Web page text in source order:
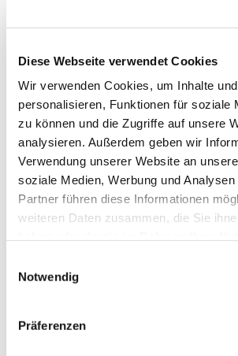
Diese Webseite verwendet Cookies
Wir verwenden Cookies, um Inhalte
personalisieren, Funktionen für soziale
zu können und die Zugriffe auf unsere
analysieren. Außerdem geben wir
Verwendung unserer Website an
soziale Medien, Werbung und
Partner führen diese Informationen
weiteren Daten zusammen, die Sie
Notwendig
Präferenzen
Evangelische Kirche in Bochum
Schwerpunkt in unserer Arbeit auf
Gemeinden ebenso wie in den
Familiengrundschulzentren, in den
Jugendzentren, in Kursen der
Veranstaltungen des
Kitas
Schulreferat und